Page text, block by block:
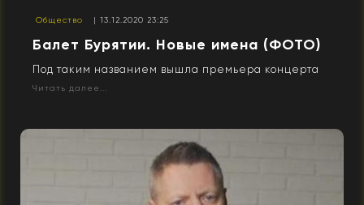
Общество | 13.12.2020 23:25
Балет Бурятии. Новые имена (ФОТО)
Под таким названием вышла премьера концерта
Читать далее...